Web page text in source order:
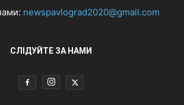
newspavlograd2020@gmail.com
СЛІДУЙТЕ ЗА НАМИ